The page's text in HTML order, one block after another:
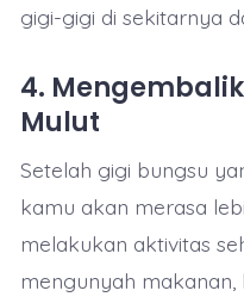
gigi-gigi di sekitarnya
4.
Mulut
Setelah gigi bungsu
kamu akan merasa
melakukan aktivitas
mengunyah